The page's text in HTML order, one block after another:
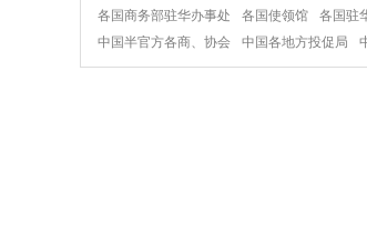
各国商务部驻华办事处 各国使领馆 各国驻
中国半官方各商、协会
中国各地方投促局